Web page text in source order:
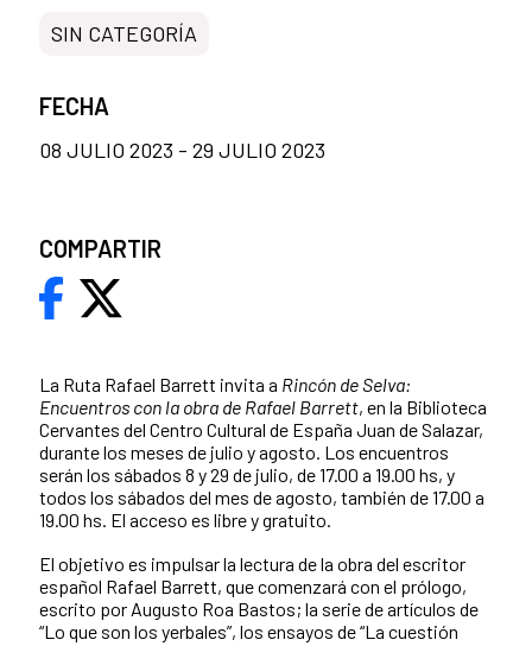
La Ruta Rafael Barrett invita a Rincón de Selva:
Encuentros con la obra de Rafael Barrett, en la Biblioteca
Cervantes del Centro Cultural de España Juan de Salazar,
durante los meses de julio y agosto. Los encuentros
serán los sábados 8 y 29 de julio, de 17.00 a 19.00 hs, y
todos los sábados del mes de agosto, también de 17.00 a
19.00 hs. El acceso es libre y gratuito.
El objetivo es impulsar la lectura de la obra del escritor
español Rafael Barrett, que comenzará con el prólogo,
escrito por Augusto Roa Bastos; la serie de artículos de
“Lo que son los yerbales”, los ensayos de “La cuestión
SIN CATEGORÍA
FECHA
08 JULIO 2023 - 29 JULIO 2023
COMPARTIR